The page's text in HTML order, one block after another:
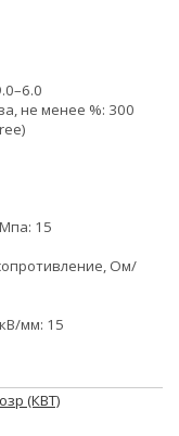
не менее %: 300
15
Ом/
мм: 15
(КВТ)